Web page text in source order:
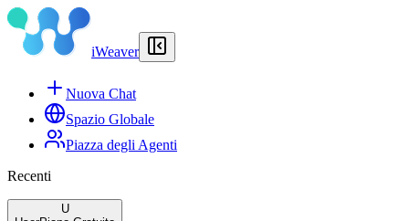
iWeaver
Nuova Chat
Spazio Globale
Piazza degli Agenti
Recenti
U